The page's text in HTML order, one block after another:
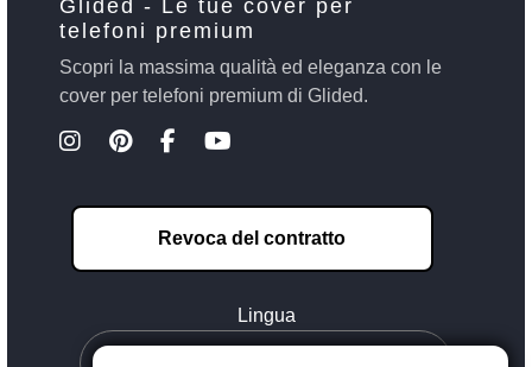
Glided - Le tue cover per
telefoni premium
Scopri la massima qualità ed eleganza con le
cover per telefoni premium di Glided.
Revoca del contratto
Lingua